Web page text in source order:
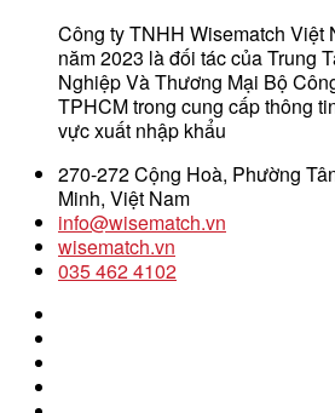
Công ty TNHH Wisematch Việt
năm 2023 là đối tác của Trung
Nghiệp Và Thương Mại Bộ
TPHCM trong cung cấp thông
vực xuất nhập khẩu
270-272 Cộng Hoà, Phường
Minh, Việt Nam
info@wisematch.vn
wisematch.vn
035 462 4102